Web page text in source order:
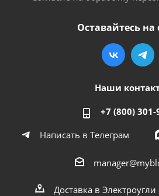
Оставайтесь на
Наши
+7 (800) 301-
Написать в Телеграм
Доставка в